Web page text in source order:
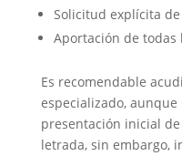
Solicitud explícita
Aportación de todas
Es recomendable
especializado,
presentación inicial
letrada, sin embargo,